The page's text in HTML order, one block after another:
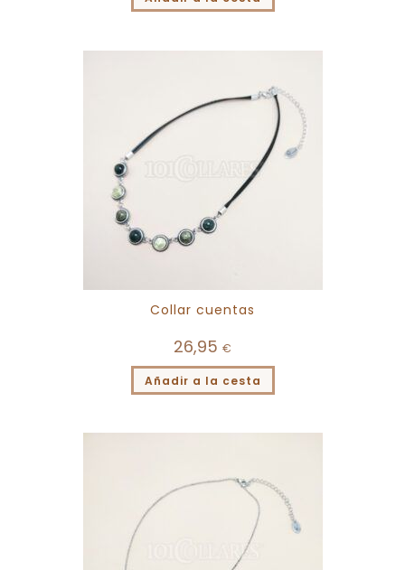
Collar cuentas
26,95 €
Añadir a la cesta